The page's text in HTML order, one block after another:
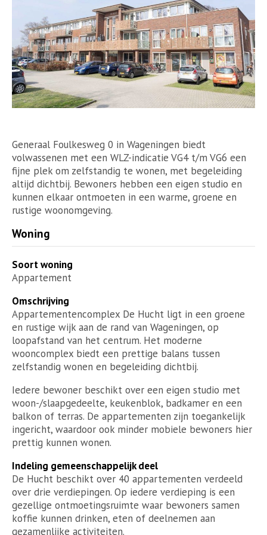
Generaal Foulkesweg 0 in Wageningen biedt
volwassenen met een WLZ-indicatie VG4 t/m VG6 een
fijne plek om zelfstandig te wonen, met begeleiding
altijd dichtbij. Bewoners hebben een eigen studio en
kunnen elkaar ontmoeten in een warme, groene en
rustige woonomgeving.
Woning
Soort woning
Appartement
Omschrijving
Appartementencomplex De Hucht ligt in een groene
en rustige wijk aan de rand van Wageningen, op
loopafstand van het centrum. Het moderne
wooncomplex biedt een prettige balans tussen
zelfstandig wonen en begeleiding dichtbij.
Iedere bewoner beschikt over een eigen studio met
woon-/slaapgedeelte, keukenblok, badkamer en een
balkon of terras. De appartementen zijn toegankelijk
ingericht, waardoor ook minder mobiele bewoners hier
prettig kunnen wonen.
Indeling gemeenschappelijk deel
De Hucht beschikt over 40 appartementen verdeeld
over drie verdiepingen. Op iedere verdieping is een
gezellige ontmoetingsruimte waar bewoners samen
koffie kunnen drinken, eten of deelnemen aan
gezamenlijke activiteiten.